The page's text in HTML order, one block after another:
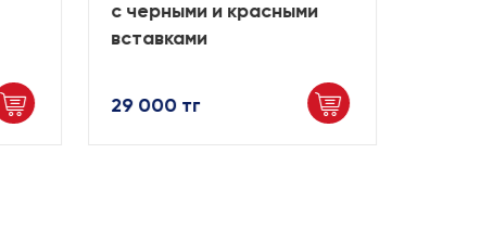
с черными и красными
вставками
29 000 тг